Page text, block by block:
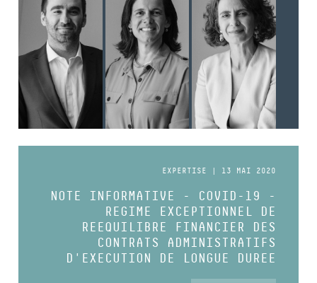
EXPERTISE | 13 MAI 2020
NOTE INFORMATIVE - COVID-19 -
REGIME EXCEPTIONNEL DE
REEQUILIBRE FINANCIER DES
CONTRATS ADMINISTRATIFS
D'EXECUTION DE LONGUE DUREE